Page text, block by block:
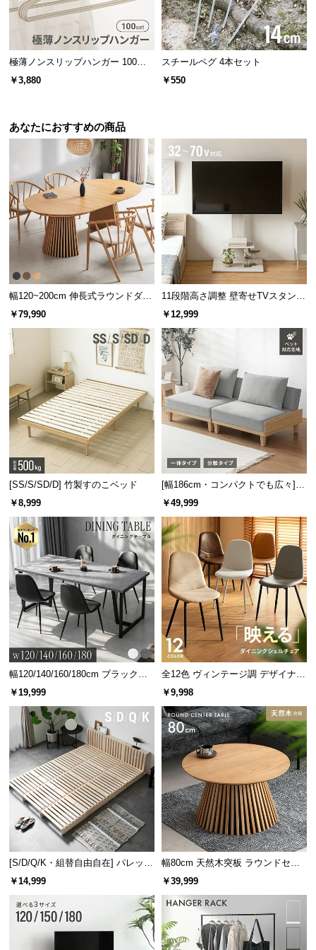
美しい風合いのストーン調
細部に至るまで美しく表現された石目の風合い。お部屋に溶け込み、
モダンな空間を演出します。
傷や水に強いDAP化粧板
天板には表面強度が非常に高く、耐水性や耐熱性、耐摩耗性に優れた
「DAP化粧板」を採用しました。
極薄ノンスリップハンガー 100本
セット
￥3,880
スチールペグ 4本セット
￥550
あなたにおすすめの商品
幅120~200cm 伸長式ラウンドダイ
ニングテーブル 6人掛け 天然木突
板 美しい格子デザイン
￥79,990
11段階高さ調整 壁寄せTVスタンド
キャスター付き 上下左右角度調節
￥12,999
[SS/S/SD/D] 竹製すのこベッド
￥8,999
[幅186cm・コンパクトでも広々] 3
人掛けソファベッド リクライニン
￥49,999
幅120/140/160/180cm ブラックフ
レーム ダイニング 大理石調 4人掛
￥19,999
全12色 ヴィンテージ調 デザイナー
ズシェルチェア
￥9,998
[S/D/Q/K・組替自由自在] パレット
ベッド 8/12/16枚セット
￥14,999
幅80cm 天然木突板 ラウンドセン
ターテーブル 美しい格子デザイン
￥39,999